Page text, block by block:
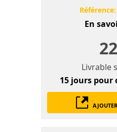
Référence:
En
22
Livrable
15 jours pour